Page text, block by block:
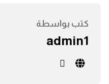
كتب بواسطة
admin1